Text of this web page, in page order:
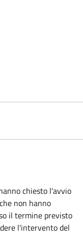
chiesto l'avvio
non hanno
il termine previsto
l'intervento del